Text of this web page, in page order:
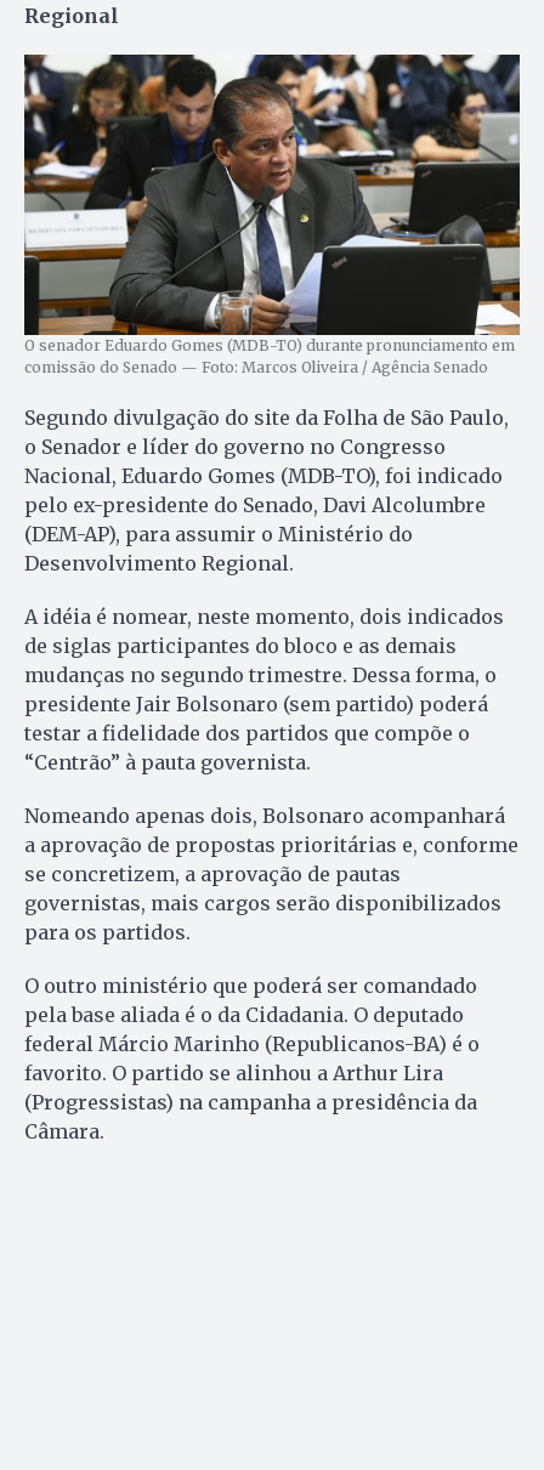
Regional
O senador Eduardo Gomes (MDB-TO) durante pronunciamento em
comissão do Senado — Foto: Marcos Oliveira / Agência Senado
Segundo divulgação do site da Folha de São Paulo,
o Senador e líder do governo no Congresso
Nacional, Eduardo Gomes (MDB-TO), foi indicado
pelo ex-presidente do Senado, Davi Alcolumbre
(DEM-AP), para assumir o Ministério do
Desenvolvimento Regional.
A idéia é nomear, neste momento, dois indicados
de siglas participantes do bloco e as demais
mudanças no segundo trimestre. Dessa forma, o
presidente Jair Bolsonaro (sem partido) poderá
testar a fidelidade dos partidos que compõe o
“Centrão” à pauta governista.
Nomeando apenas dois, Bolsonaro acompanhará
a aprovação de propostas prioritárias e, conforme
se concretizem, a aprovação de pautas
governistas, mais cargos serão disponibilizados
para os partidos.
O outro ministério que poderá ser comandado
pela base aliada é o da Cidadania. O deputado
federal Márcio Marinho (Republicanos-BA) é o
favorito. O partido se alinhou a Arthur Lira
(Progressistas) na campanha a presidência da
Câmara.